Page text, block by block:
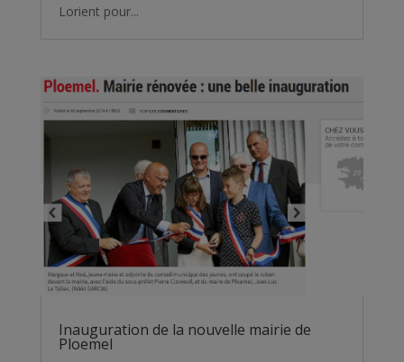
Lorient pour...
Inauguration de la nouvelle mairie de
Ploemel